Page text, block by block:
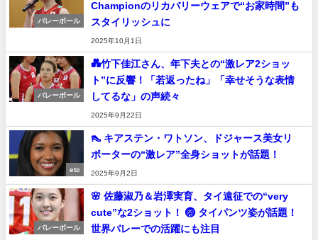
バレーボール
Championのリカバリーウェアで“お家時間”も
スタイリッシュに
2025年10月1日
バレーボール
💑竹下佳江さん、年下夫との“激レア2ショッ
ト”に反響！「若返ったね」「幸せそうな表情
してるな」の声続々
2025年9月22日
etc
👠 キアステン・ワトソン、ドジャース美女リ
ポーターの“激レア”全身ショットが話題！
2025年9月2日
バレーボール
🌸 佐藤淑乃＆岩澤実育、タイ遠征での“very
cute”な2ショット！ 🏐 タイパンツ姿が話題！
世界バレーでの活躍にも注目